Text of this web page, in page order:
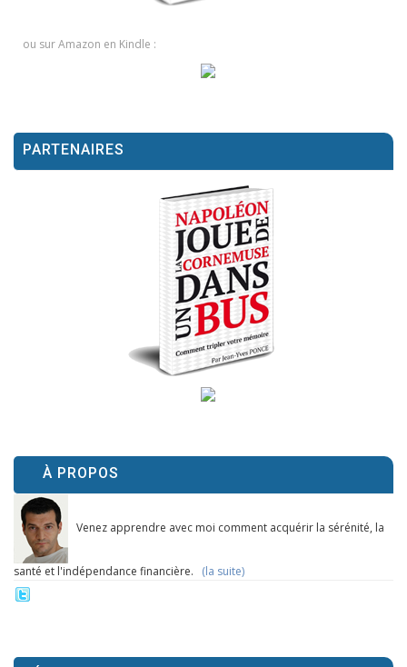
ou sur Amazon en Kindle :
PARTENAIRES
À PROPOS
Venez apprendre avec moi comment acquérir la sérénité, la
santé et l'indépendance financière. (la suite)